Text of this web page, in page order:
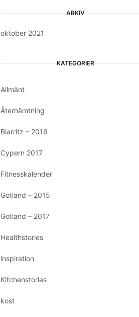
ARKIV
oktober 2021
KATEGORIER
Allmänt
Återhämtning
Biarritz – 2016
Cypern 2017
Fitnesskalender
Gotland – 2015
Gotland – 2017
Healthstories
inspiration
Kitchenstories
kost